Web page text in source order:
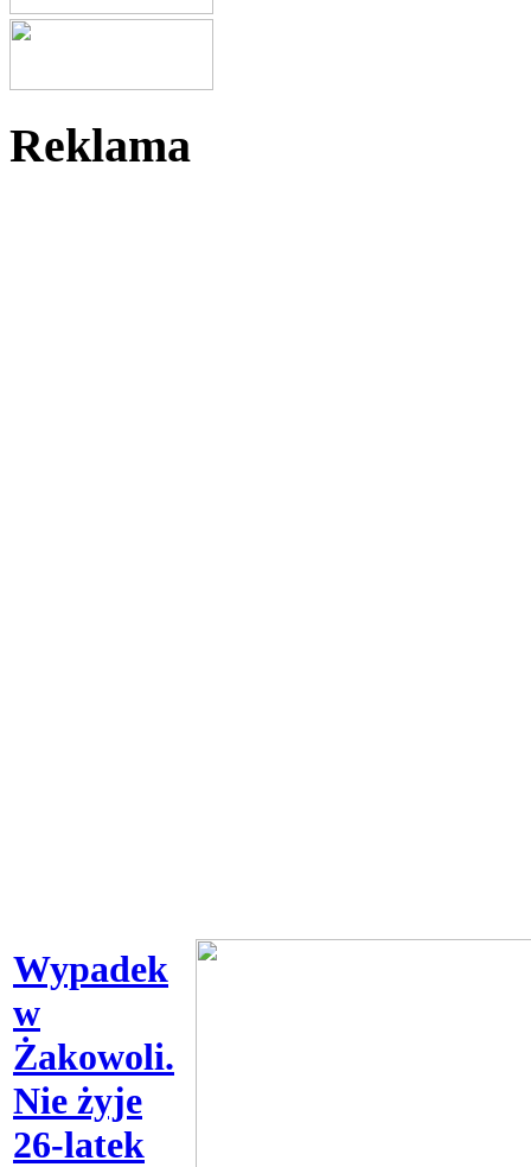
Reklama
Wypadek
w
Żakowoli.
Nie żyje
26-latek